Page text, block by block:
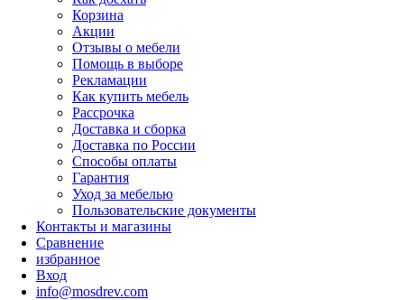
Корзина
Акции
Отзывы о мебели
Помощь в выборе
Рекламации
Как купить мебель
Рассрочка
Доставка и сборка
Доставка по России
Способы оплаты
Гарантия
Уход за мебелью
Пользовательские документы
Контакты и магазины
Сравнение
избранное
Вход
info@mosdrev.com